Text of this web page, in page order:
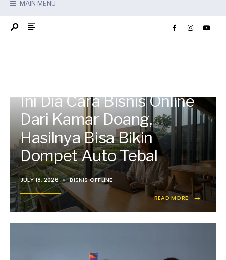
MAIN MENU
Ini Dia Cara Bisnis Online
Dari Kamar Doang,
Hasilnya Bisa Bikin
Dompet Auto Tebal
JULY 18, 2026 • BISNIS OFFLINE
READ MORE →